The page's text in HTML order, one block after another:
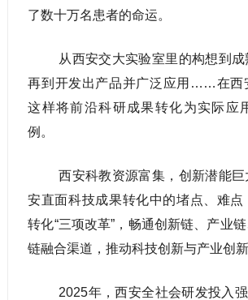
了数十万名患者的命运。
从西安交大实验室里的构想到成
再到开发出产品并广泛应用……在西
这样将前沿科研成果转化为实际应
例。
西安科教资源富集，创新潜能
安直面科技成果转化中的堵点、难点
转化“三项改革”，畅通创新链、产业
链融合渠道，推动科技创新与产业创新
2025年，西安全社会研发投入